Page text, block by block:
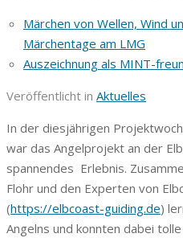
Märchen von Wellen, Wind
Märchentage am LMG
Auszeichnung als MINT-
Veröffentlicht in Aktuelles
In der diesjährigen
war das Angelprojekt an der
spannendes Erlebnis.
Flohr und den Experten von
(https://elbcoast-guiding.de)
Angelns und konnten dabei